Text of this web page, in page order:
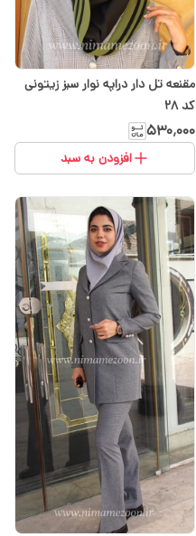
مقنعه تل دار دراپه نوار سبز زیتونی
کد 28
۵۳۰٬۰۰۰
افزودن به سبد